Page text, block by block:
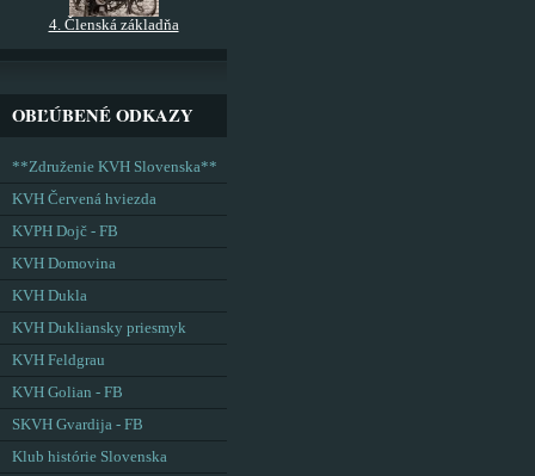
4. Členská základňa
OBĽÚBENÉ ODKAZY
**Združenie KVH Slovenska**
KVH Červená hviezda
KVPH Dojč - FB
KVH Domovina
KVH Dukla
KVH Dukliansky priesmyk
KVH Feldgrau
KVH Golian - FB
SKVH Gvardija - FB
Klub histórie Slovenska